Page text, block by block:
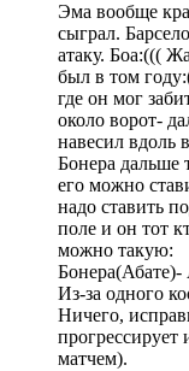
Эма вообще
сыграл.
атаку. Боа:(((
был в том
где он мог
около ворот-
навесил вдоль
Бонера дальше
его можно
надо ставить
поле и он тот
можно такую:
Из-за одного
Ничего,
прогрессирует
матчем).